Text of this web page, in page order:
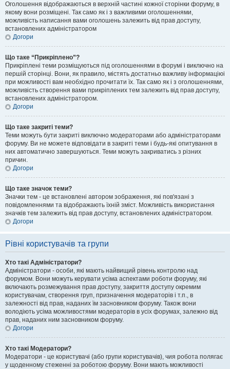
Оголошення відображаються в верхній частині кожної сторінки форуму, в
якому вони розміщені. Так само як і з важливими оголошеннями,
можливість написання вами оголошень залежить від прав доступу,
встановлених адміністратором
Догори
Що таке “Прикріплено”?
Прикріплені теми розміщуються під оголошеннями в форумі і виключно на
першій сторінці. Вони, як правило, містять достатньо важливу інформаціюі
при можливості вам необхідно прочитати їх. Так само як і з оголошеннями,
можливість створення вами прикріплених тем залежить від прав доступу,
встановлених адміністратором.
Догори
Що таке закриті теми?
Теми можуть бути закриті виключно модераторами або адміністраторами
форуму. Ви не можете відповідати в закриті теми і будь-які опитування в
них автоматично завершуються. Теми можуть закриватись з різних
причин.
Догори
Що таке значок теми?
Значки тем - це встановлені автором зображення, які пов'язані з
повідомленнями та відображають їхній зміст. Можливість використання
значків тем залежить від прав доступу, встановлених адміністратором.
Догори
Рівні користувачів та групи
Хто такі Адміністратори?
Адміністратори - особи, які мають найвищий рівень контролю над
форумом. Вони можуть керувати усіма аспектами роботи форуму, які
включають розмежування прав доступу, закриття доступу окремим
користувачам, створення груп, призначення модераторів і т.п., в
залежності від прав, наданих їм засновником форуму. Також вони
володіють усіма можливостями модераторів в усіх форумах, залежно від
прав, наданих ним засновником форуму.
Догори
Хто такі Модератори?
Модератори - це користувачі (або групи користувачів), чия робота полягає
у щоденному стеженні за роботою форуму. Вони мають можливості